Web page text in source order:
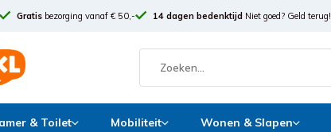
Gratis bezorging vanaf € 50,- 14 dagen bedenktijd Niet goed? Geld terug!
& Toilet Mobiliteit Wonen & Slapen